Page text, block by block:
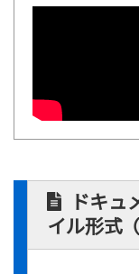
ドキュ
イル形式